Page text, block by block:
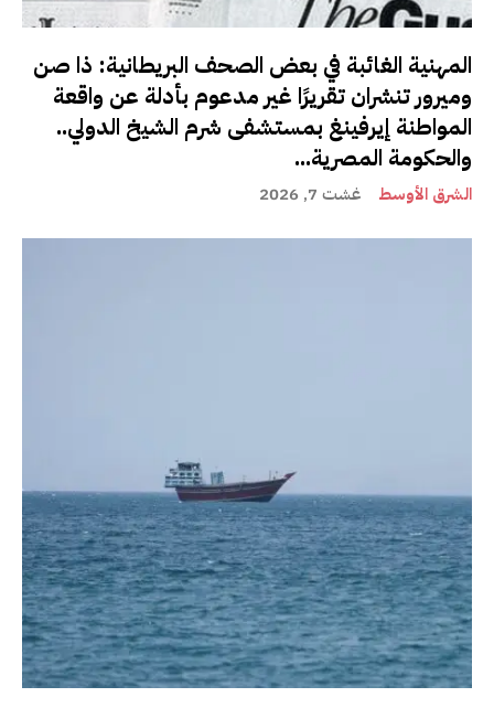
المهنية الغائبة في بعض الصحف البريطانية: ذا صن
وميرور تنشران تقريرًا غير مدعوم بأدلة عن واقعة
المواطنة إيرفينغ بمستشفى شرم الشيخ الدولي..
والحكومة المصرية...
الشرق الأوسط غشت 7, 2026